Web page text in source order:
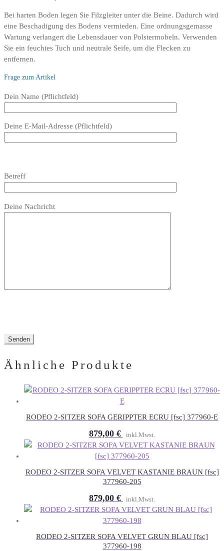
Bei harten Boden legen Sie Filzgleiter unter die Beine. Dadurch wird
eine Beschadigung des Bodens vermieden. Eine ordnungsgemasse
Wartung verlangert die Lebensdauer von Polstermobeln. Verwenden
Sie ein feuchtes Tuch und neutrale Seife, um die Flecken zu
entfernen.
Frage zum Artikel
Bitte
Feld
Dein Name (Pflichtfeld)
Deine E-Mail-Adresse (Pflichtfeld)
dieses
lasse
leer.
Betreff
lasse
Deine Nachricht
Ähnliche Produkte
RODEO 2-SITZER SOFA GERIPPTER ECRU [fsc] 377960-E
879,00 € inkl.Mwst.
RODEO 2-SITZER SOFA VELVET KASTANIE BRAUN [fsc]
377960-205
879,00 € inkl.Mwst.
RODEO 2-SITZER SOFA VELVET GRUN BLAU [fsc]
377960-198